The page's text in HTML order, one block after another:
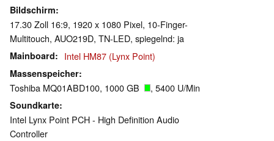
Bildschirm
17.30 Zoll 16:9, 1920 x 1080 Pixel, 10-Finger-
Multitouch, AUO219D, TN-LED, spiegelnd: ja
Mainboard Intel HM87 (Lynx Point)
Massenspeicher
Toshiba MQ01ABD100, 1000 GB , 5400 U/Min
Soundkarte
Intel Lynx Point PCH - High Definition Audio
Controller